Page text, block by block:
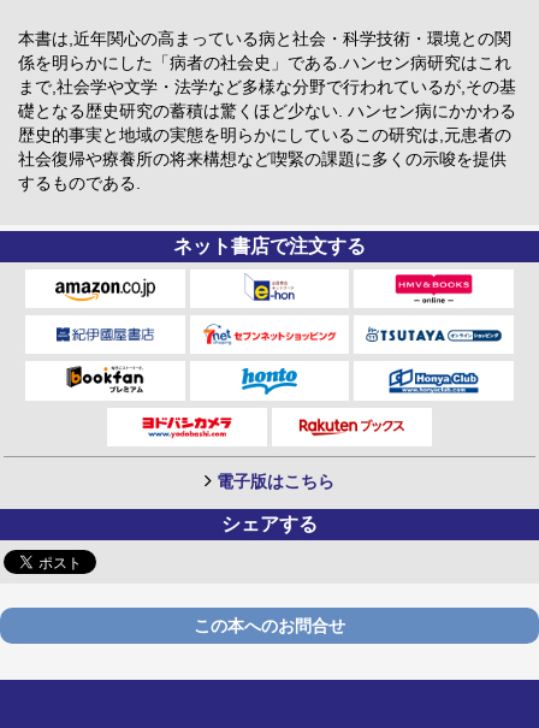
本書は,近年関心の高まっている病と社会・科学技術・環境との関
係を明らかにした「病者の社会史」である.ハンセン病研究はこれ
まで,社会学や文学・法学など多様な分野で行われているが,その基
礎となる歴史研究の蓄積は驚くほど少ない. ハンセン病にかかわる
歴史的事実と地域の実態を明らかにしているこの研究は,元患者の
社会復帰や療養所の将来構想など喫緊の課題に多くの示唆を提供
するものである.
ネット書店で注文する
電子版はこちら
シェアする
この本へのお問合せ